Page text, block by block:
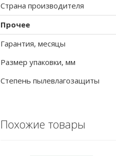
Страна производителя
Прочее
Гарантия, месяцы
Размер упаковки, мм
Степень пылевлагозащиты
Похожие товары